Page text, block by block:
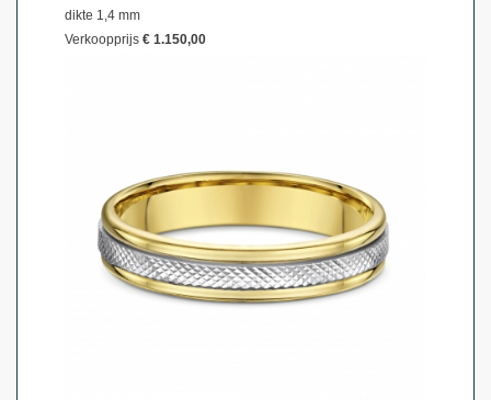
dikte 1,4 mm
Verkoopprijs € 1.150,00